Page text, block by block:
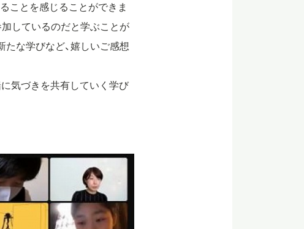
ことを感じることができま
加しているのだと学ぶことが
たな学びなど、嬉しいご感想
に気づきを共有していく学び